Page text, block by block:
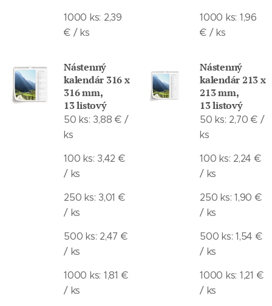
1000 ks: 2,39
€ / ks
1000 ks: 1,96
€ / ks
Nástenný
kalendár 316 x
316 mm,
13 listový
50 ks: 3,88 € /
ks
100 ks: 3,42 €
/ ks
250 ks: 3,01 €
/ ks
500 ks: 2,47 €
/ ks
1000 ks: 1,81 €
/ ks
Nástenný
kalendár 213 x
213 mm,
13 listový
50 ks: 2,70 € /
ks
100 ks: 2,24 €
/ ks
250 ks: 1,90 €
/ ks
500 ks: 1,54 €
/ ks
1000 ks: 1,21 €
/ ks